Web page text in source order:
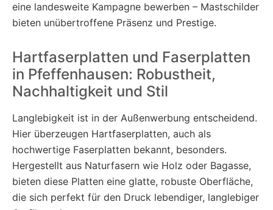
eine landesweite Kampagne bewerben – Mastschilder
bieten unübertroffene Präsenz und Prestige.
Hartfaserplatten und Faserplatten
in Pfeffenhausen: Robustheit,
Nachhaltigkeit und Stil
Langlebigkeit ist in der Außenwerbung entscheidend.
Hier überzeugen Hartfaserplatten, auch als
hochwertige Faserplatten bekannt, besonders.
Hergestellt aus Naturfasern wie Holz oder Bagasse,
bieten diese Platten eine glatte, robuste Oberfläche,
die sich perfekt für den Druck lebendiger, langlebiger